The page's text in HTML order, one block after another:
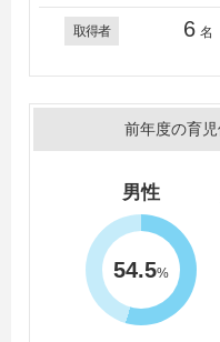
取得者 6 名
前年度の育児
男性
54.5%